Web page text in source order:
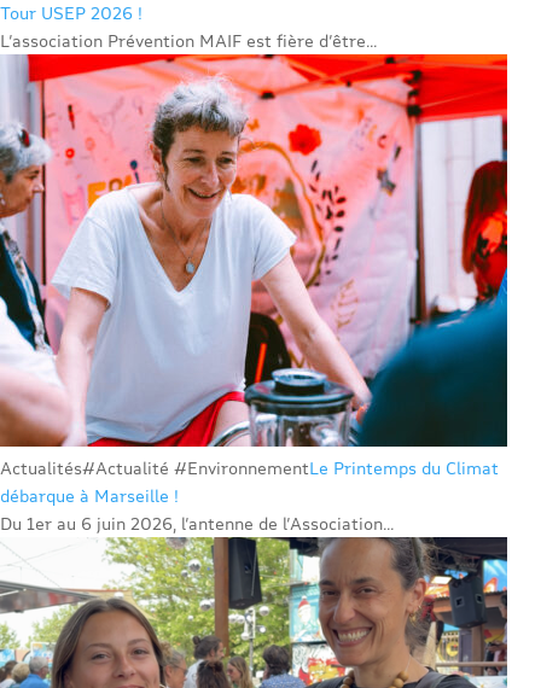
Tour USEP 2026 !
L’association Prévention MAIF est fière d’être...
Actualités#Actualité #EnvironnementLe Printemps du Climat
débarque à Marseille !
Du 1er au 6 juin 2026, l’antenne de l’Association...